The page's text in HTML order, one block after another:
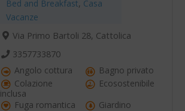
Bed and Breakfast, Casa
Vacanze
Via Primo Bartoli 28, Cattolica
3357733870
Angolo cottura
Bagno privato
Colazione
inclusa
Ecosostenibile
Fuga romantica
Giardino